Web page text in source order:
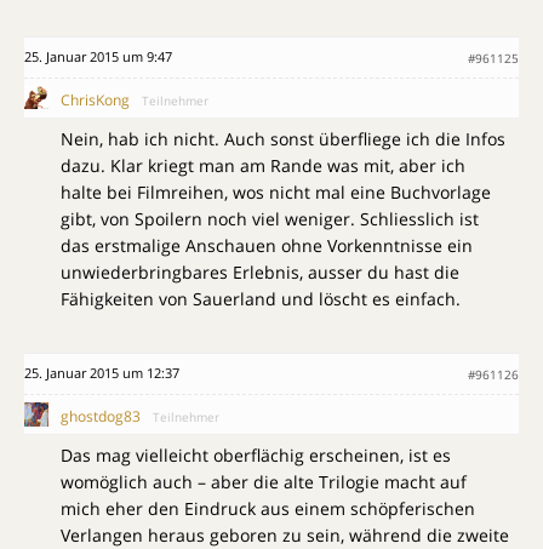
25. Januar 2015 um 9:47 #961125
ChrisKong Teilnehmer
Nein, hab ich nicht. Auch sonst überfliege ich die Infos
dazu. Klar kriegt man am Rande was mit, aber ich
halte bei Filmreihen, wos nicht mal eine Buchvorlage
gibt, von Spoilern noch viel weniger. Schliesslich ist
das erstmalige Anschauen ohne Vorkenntnisse ein
unwiederbringbares Erlebnis, ausser du hast die
Fähigkeiten von Sauerland und löscht es einfach.
25. Januar 2015 um 12:37 #961126
ghostdog83 Teilnehmer
Das mag vielleicht oberflächig erscheinen, ist es
womöglich auch – aber die alte Trilogie macht auf
mich eher den Eindruck aus einem schöpferischen
Verlangen heraus geboren zu sein, während die zweite